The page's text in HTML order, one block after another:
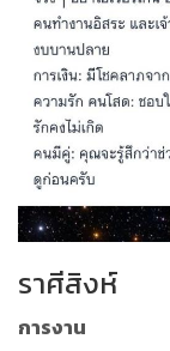
ราศีสิงห์
การงาน